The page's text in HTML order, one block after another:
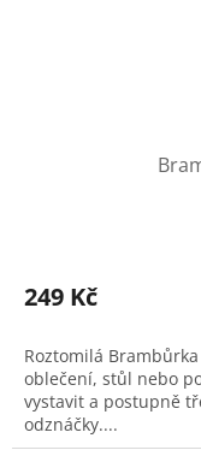
produktu
je
z
5
hvězdiček.
249 Kč
Roztomilá
oblečení, stůl nebo
vystavit a postupně
odznáčky....